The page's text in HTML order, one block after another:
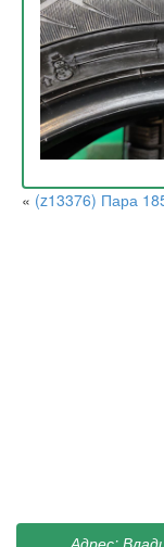
« (z13376) Пара
Адрес: